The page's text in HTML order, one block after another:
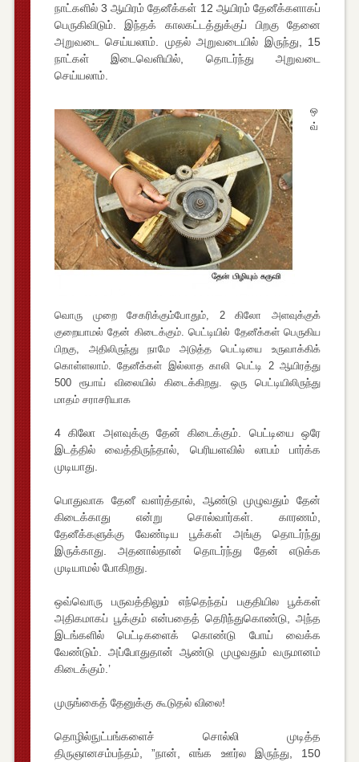
நாட்களில் 3 ஆயிரம் தேனீக்கள் 12 ஆயிரம் தேனீக்களாகப்
பெருகிவிடும். இந்தக் காலகட்டத்துக்குப் பிறகு தேனை
அறுவடை செய்யலாம். முதல் அறுவடையில் இருந்து, 15
நாட்கள் இடைவெளியில், தொடர்ந்து அறுவடை
செய்யலாம்.
ஒ
வ்
வொரு முறை சேகரிக்கும்போதும், 2 கிலோ அளவுக்குக்
குறையாமல் தேன் கிடைக்கும். பெட்டியில் தேனீக்கள் பெருகிய
பிறகு, அதிலிருந்து நாமே அடுத்த பெட்டியை உருவாக்கிக்
கொள்ளலாம். தேனீக்கள் இல்லாத காலி பெட்டி 2 ஆயிரத்து
500 ரூபாய் விலையில் கிடைக்கிறது. ஒரு பெட்டியிலிருந்து
மாதம் சராசரியாக
4 கிலோ அளவுக்கு தேன் கிடைக்கும். பெட்டியை ஒரே
இடத்தில் வைத்திருந்தால், பெரியளவில் லாபம் பார்க்க
முடியாது.
பொதுவாக தேனீ வளர்த்தால், ஆண்டு முழுவதும் தேன்
கிடைக்காது என்று சொல்வார்கள். காரணம்,
தேனீக்களுக்கு வேண்டிய பூக்கள் அங்கு தொடர்ந்து
இருக்காது. அதனால்தான் தொடர்ந்து தேன் எடுக்க
முடியாமல் போகிறது.
ஒவ்வொரு பருவத்திலும் எந்தெந்தப் பகுதியில பூக்கள்
அதிகமாகப் பூக்கும் என்பதைத் தெரிந்துகொண்டு, அந்த
இடங்களில் பெட்டிகளைக் கொண்டு போய் வைக்க
வேண்டும். அப்போதுதான் ஆண்டு முழுவதும் வருமானம்
கிடைக்கும்.’
முருங்கைத் தேனுக்கு கூடுதல் விலை!
தொழில்நுட்பங்களைச் சொல்லி முடித்த
திருஞானசம்பந்தம், ”நான், எங்க ஊர்ல இருந்து, 150